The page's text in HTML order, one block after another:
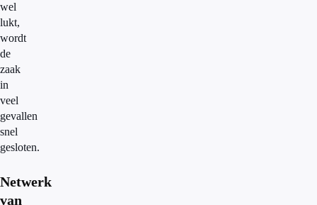
wel
lukt,
wordt
de
zaak
in
veel
gevallen
snel
gesloten.
Netwerk
van